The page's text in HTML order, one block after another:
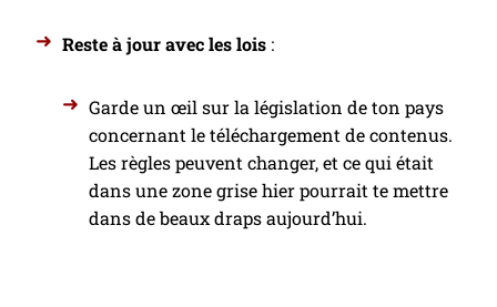
Reste à jour avec les lois :
Garde un œil sur la législation de ton pays
concernant le téléchargement de contenus.
Les règles peuvent changer, et ce qui était
dans une zone grise hier pourrait te mettre
dans de beaux draps aujourd’hui.